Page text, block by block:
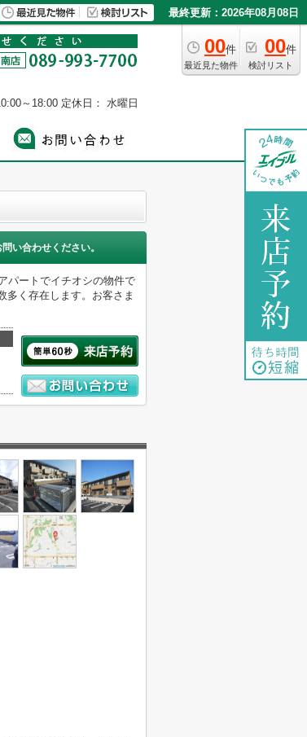
最終更新：2026年08月08日
00件
最近見た物件
00件
検討リスト
～18:00 定休日： 水曜日
い合わせください。
パートでイチオシの物件で
多く存在します。お客さま